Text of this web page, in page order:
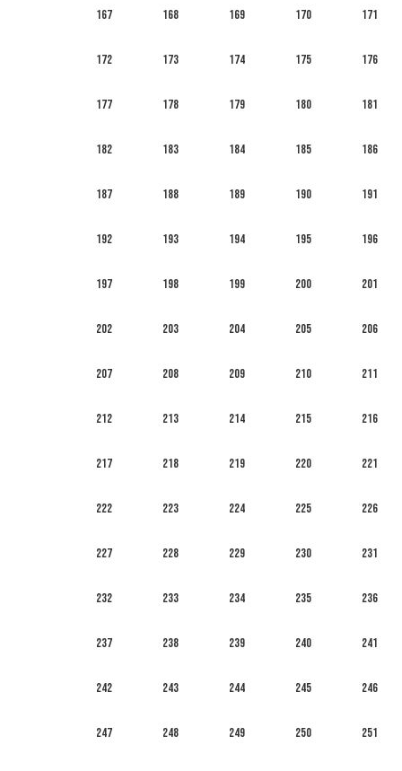
167 168 169 170 171
172 173 174 175 176
177 178 179 180 181
182 183 184 185 186
187 188 189 190 191
192 193 194 195 196
197 198 199 200 201
202 203 204 205 206
207 208 209 210 211
212 213 214 215 216
217 218 219 220 221
222 223 224 225 226
227 228 229 230 231
232 233 234 235 236
237 238 239 240 241
242 243 244 245 246
247 248 249 250 251